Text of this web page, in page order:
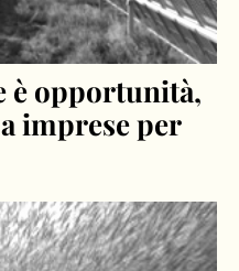
è opportunità,
imprese per